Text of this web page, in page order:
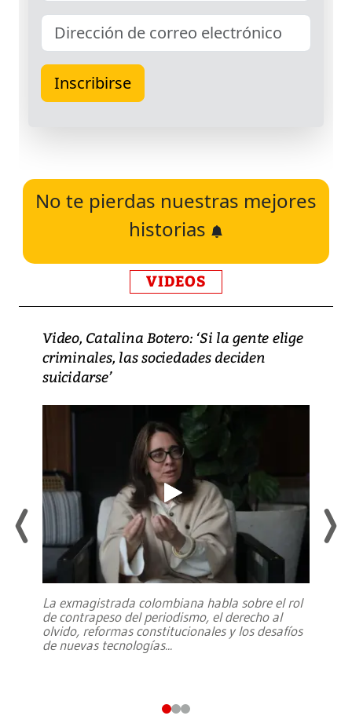
No te pierdas nuestras mejores
historias
VIDEOS
Video, Catalina Botero: ‘Si la gente elige
criminales, las sociedades deciden
suicidarse’
La exmagistrada colombiana habla sobre el rol
de contrapeso del periodismo, el derecho al
olvido, reformas constitucionales y los desafíos
de nuevas tecnologías...